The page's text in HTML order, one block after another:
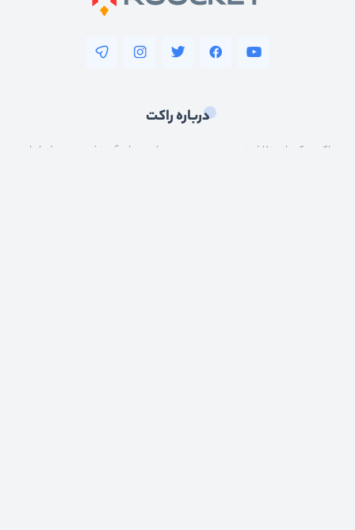
درباره راکت
راکت یکی از پرتلاش‌ترین و بروزترین وبسایت های آموزشی در سطح ایران